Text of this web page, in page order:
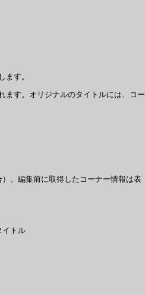
す。
ます。オリジナルのタイトルには、コー
。編集前に取得したコーナー情報は表
イトル